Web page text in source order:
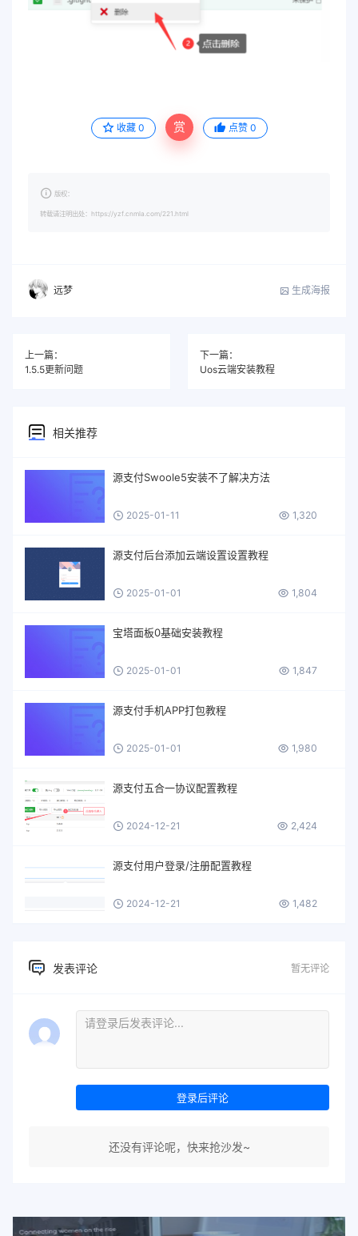
收藏 0 赏 点赞 0
版权：
转载请注明出处：https://yzf.cnmla.com/221.html
远梦 生成海报
上一篇：
1.5.5更新问题
下一篇：
Uos云端安装教程
相关推荐
源支付Swoole5安装不了解决方法
2025-01-11 1,320
源支付后台添加云端设置设置教程
2025-01-01 1,804
宝塔面板0基础安装教程
2025-01-01 1,847
源支付手机APP打包教程
2025-01-01 1,980
源支付五合一协议配置教程
2024-12-21 2,424
源支付用户登录/注册配置教程
2024-12-21 1,482
发表评论 暂无评论
登录后评论
还没有评论呢，快来抢沙发~